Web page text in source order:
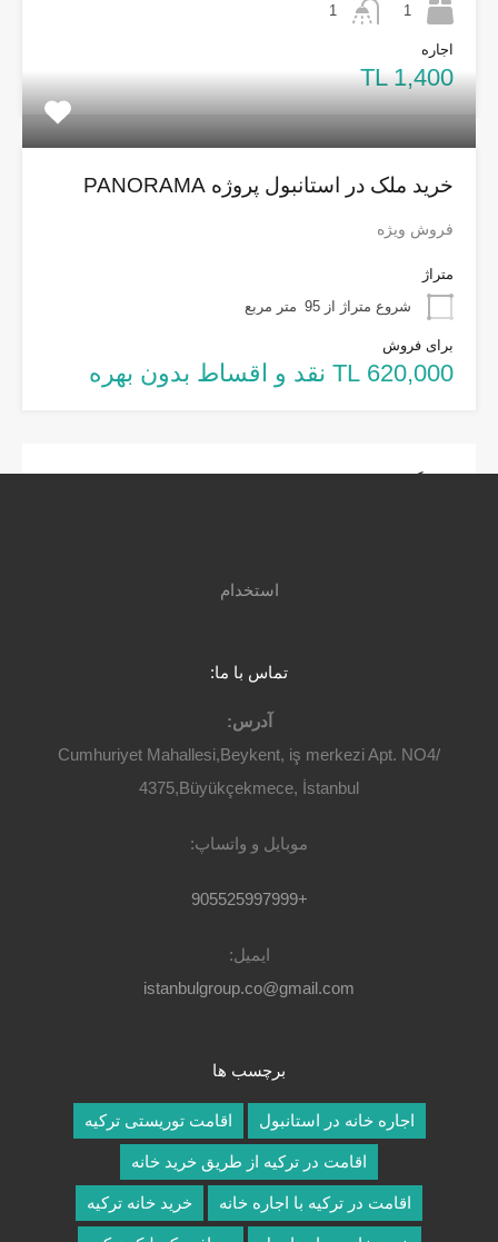
1
1
اجاره
TL 1,400
خرید ملک در استانبول پروژه PANORAMA
فروش ویژه
متراژ
شروع متراژ از 95
متر مربع
برای فروش
620,000 TL نقد و اقساط بدون بهره
وب‌ سایت
استخدام
تماس با ما:
آدرس:
Cumhuriyet Mahallesi,Beykent, iş merkezi Apt. NO4/
4375,Büyükçekmece, İstanbul
موبایل و واتساپ:
+905525997999
ایمیل:
istanbulgroup.co@gmail.com
برچسب ها
اجاره خانه در استانبول اقامت توریستی ترکیه
اقامت در ترکیه از طریق خرید خانه
اقامت در ترکیه با اجاره خانه خرید خانه ترکیه